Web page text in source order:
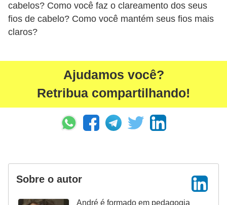
cabelos? Como você faz o clareamento dos seus
fios de cabelo? Como você mantém seus fios mais
claros?
Ajudamos você?
Retribua compartilhando!
Sobre o autor
André é formado em pedagogia